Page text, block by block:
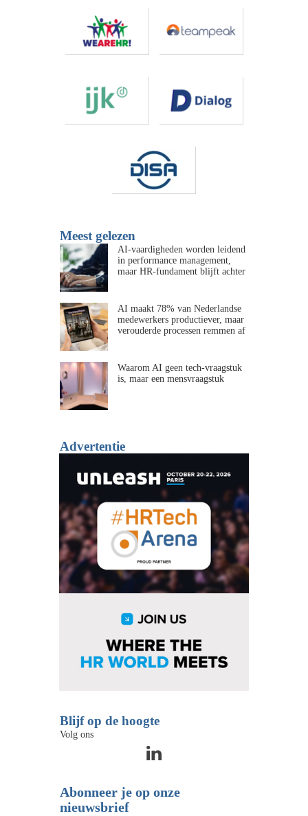
Meest gelezen
AI-vaardigheden worden leidend
in performance management,
maar HR-fundament blijft achter
AI maakt 78% van Nederlandse
medewerkers productiever, maar
verouderde processen remmen af
Waarom AI geen tech-vraagstuk
is, maar een mensvraagstuk
Advertentie
Blijf op de hoogte
Volg ons
Abonneer je op onze
nieuwsbrief